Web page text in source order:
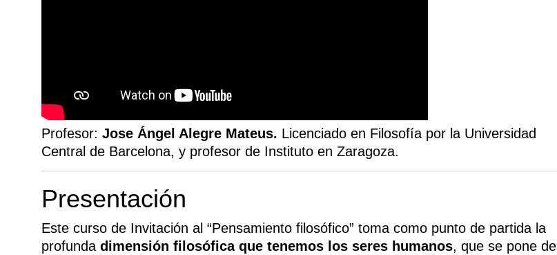
Profesor: Jose Ángel Alegre Mateus. Licenciado en Filosofía por la Universidad
Central de Barcelona, y profesor de Instituto en Zaragoza.
Presentación
Este curso de Invitación al “Pensamiento filosófico” toma como punto de partida la
profunda dimensión filosófica que tenemos los seres humanos, que se pone de